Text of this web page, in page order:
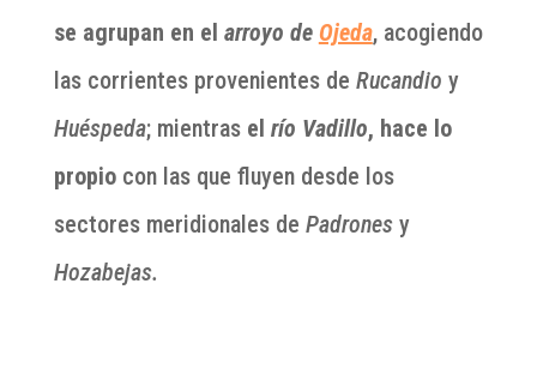
se agrupan en el arroyo de Ojeda, acogiendo
las corrientes provenientes de Rucandio y
Huéspeda; mientrasel río Vadillo, hace lo
propiocon las que fluyen desde los
sectores meridionales de Padrones y
Hozabejas.